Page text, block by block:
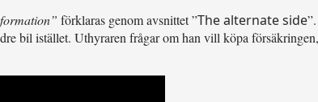
förklaras genom avsnittet ”The alternate side
bil istället. Uthyraren frågar om han vill köpa